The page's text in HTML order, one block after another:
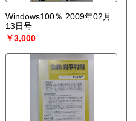
Windows100％ 2009年02月
13日号
￥3,000